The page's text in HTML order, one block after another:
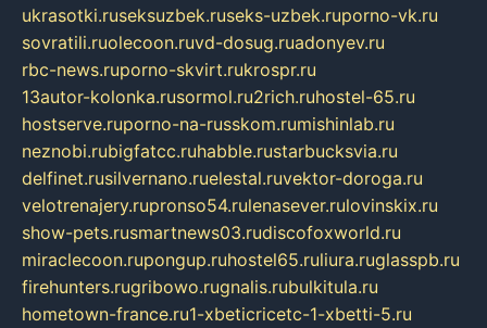
ukrasotki.ruseksuzbek.ruseks-uzbek.ruporno-vk.ru
sovratili.ruolecoon.ruvd-dosug.ruadonyev.ru
rbc-news.ruporno-skvirt.rukrospr.ru
13autor-kolonka.rusormol.ru2rich.ruhostel-65.ru
hostserve.ruporno-na-russkom.rumishinlab.ru
neznobi.rubigfatcc.ruhabble.rustarbucksvia.ru
delfinet.rusilvernano.ruelestal.ruvektor-doroga.ru
velotrenajery.rupronso54.rulenasever.rulovinskix.ru
show-pets.rusmartnews03.rudiscofoxworld.ru
miraclecoon.rupongup.ruhostel65.ruliura.ruglasspb.ru
firehunters.rugribowo.rugnalis.rubulkitula.ru
hometown-france.ru1-xbeticricetc-1-xbetti-5.ru